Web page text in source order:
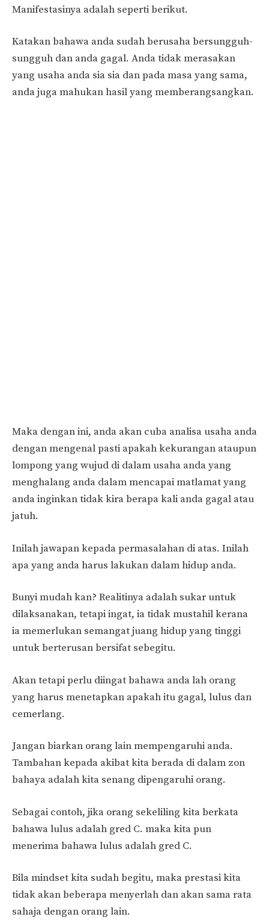
Manifestasinya adalah seperti berikut.
Katakan bahawa anda sudah berusaha bersungguh-
sungguh dan anda gagal. Anda tidak merasakan
yang usaha anda sia sia dan pada masa yang sama,
anda juga mahukan hasil yang memberangsangkan.
Maka dengan ini, anda akan cuba analisa usaha anda
dengan mengenal pasti apakah kekurangan ataupun
lompong yang wujud di dalam usaha anda yang
menghalang anda dalam mencapai matlamat yang
anda inginkan tidak kira berapa kali anda gagal atau
jatuh.
Inilah jawapan kepada permasalahan di atas. Inilah
apa yang anda harus lakukan dalam hidup anda.
Bunyi mudah kan? Realitinya adalah sukar untuk
dilaksanakan, tetapi ingat, ia tidak mustahil kerana
ia memerlukan semangat juang hidup yang tinggi
untuk berterusan bersifat sebegitu.
Akan tetapi perlu diingat bahawa anda lah orang
yang harus menetapkan apakah itu gagal, lulus dan
cemerlang.
Jangan biarkan orang lain mempengaruhi anda.
Tambahan kepada akibat kita berada di dalam zon
bahaya adalah kita senang dipengaruhi orang.
Sebagai contoh, jika orang sekeliling kita berkata
bahawa lulus adalah gred C. maka kita pun
menerima bahawa lulus adalah gred C.
Bila mindset kita sudah begitu, maka prestasi kita
tidak akan beberapa menyerlah dan akan sama rata
sahaja dengan orang lain.